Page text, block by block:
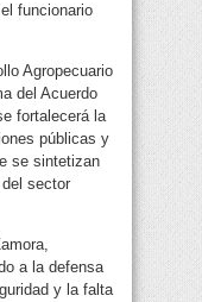
funcionario
Agropecuario
del Acuerdo
fortalecerá la
públicas y
se sintetizan
sector
a la defensa
y la falta